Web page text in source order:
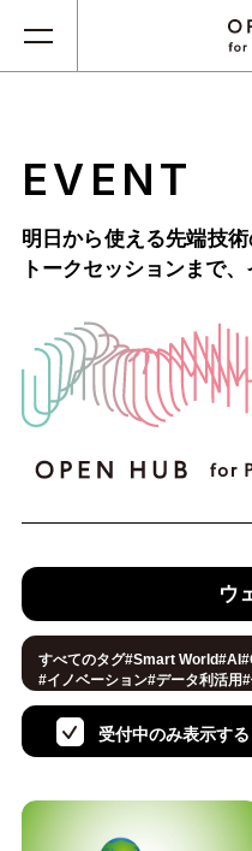
EVENT
明日から使える先端技
トークセッションまで、
ウ
すべてのタグ#Smart World#AI#
#イノベーション#データ利活用#
#サステナブル
#CX/顧客体
環境・エネルギー#IoT#メタバ
地方創生 #製造 小売・流通#
受付中のみ表示する